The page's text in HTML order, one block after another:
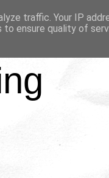
traffic. Your IP
ensure quality of